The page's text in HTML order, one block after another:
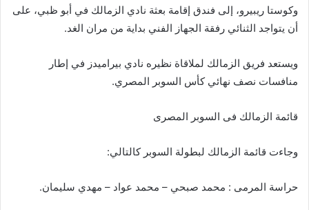
وكوستا ريبيرو، إلى فندق إقامة بعثة نادي الزمالك في أبو ظبي، على
أن يتواجد الثنائي رفقة الجهاز الفني بداية من مران الغد.
ويستعد فريق الزمالك لملاقاة نظيره نادي بيراميدز في إطار
منافسات نصف نهائي كأس السوبر المصري.
قائمة الزمالك فى السوبر المصرى
وجاءت قائمة الزمالك لبطولة السوبر كالتالي:
حراسة المرمى : محمد صبحي – محمد عواد – مهدي سليمان.